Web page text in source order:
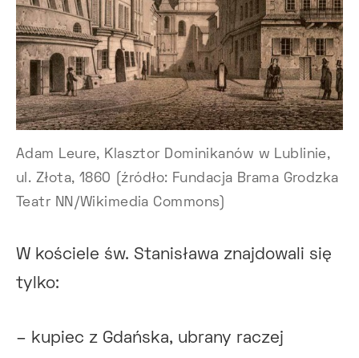
Adam Leure, Klasztor Dominikanów w Lublinie,
ul. Złota, 1860 (źródło: Fundacja Brama Grodzka
Teatr NN/Wikimedia Commons)
W kościele św. Stanisława znajdowali się
tylko:
– kupiec z Gdańska, ubrany raczej